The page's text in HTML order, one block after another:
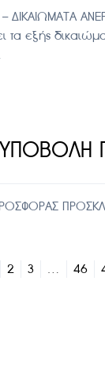
– ΔΙΚΑΙΩΜΑΤΑ
τα εξής
2 3 … 46